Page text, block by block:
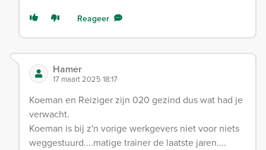
Reageer
Hamer
17 maart 2025 18:17
Koeman en Reiziger zijn 020 gezind dus wat had je
verwacht.
Koeman is bij z'n vorige werkgevers niet voor niets
weggestuurd....matige trainer de laatste jaren....